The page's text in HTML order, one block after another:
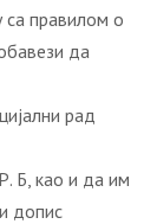
са правилом о
да
рад
Б, као и да им
допис